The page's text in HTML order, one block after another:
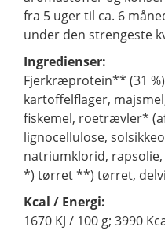
fra 5 uger til ca. 6
under den strengeste
Ingredienser:
Fjerkræprotein** (31
kartoffelflager,
fiskemel, roetrævler*
lignocellulose,
natriumklorid, rapsolie,
*) tørret **) tørret,
Kcal / Energi:
1670 KJ / 100 g; 3990